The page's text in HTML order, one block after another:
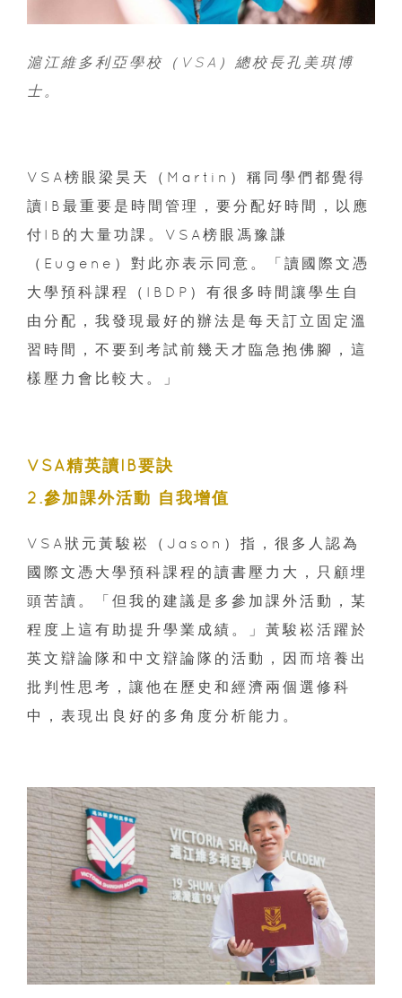
滬江維多利亞學校（VSA）總校長孔美琪博
士。
VSA榜眼梁昊天（Martin）稱同學們都覺得
讀IB最重要是時間管理，要分配好時間，以應
付IB的大量功課。VSA榜眼馮豫謙
（Eugene）對此亦表示同意。「讀國際文憑
大學預科課程（IBDP）有很多時間讓學生自
由分配，我發現最好的辦法是每天訂立固定溫
習時間，不要到考試前幾天才臨急抱佛腳，這
樣壓力會比較大。」
VSA精英讀IB要訣
2.參加課外活動 自我增值
VSA狀元黃駿崧（Jason）指，很多人認為
國際文憑大學預科課程的讀書壓力大，只顧埋
頭苦讀。「但我的建議是多參加課外活動，某
程度上這有助提升學業成績。」黃駿崧活躍於
英文辯論隊和中文辯論隊的活動，因而培養出
批判性思考，讓他在歷史和經濟兩個選修科
中，表現出良好的多角度分析能力。